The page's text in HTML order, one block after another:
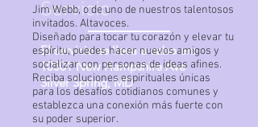
Servicio
El servicio se lleva a cabo en:
10501 New Hampshire Ave
Silver Spring, MD
Jim Webb, o de uno de nuestros talentosos
invitados. Altavoces.
Diseñado para tocar tu corazón y elevar tu
espíritu, puedes hacer nuevos amigos y
socializar con personas de ideas afines.
Reciba soluciones espirituales únicas
para los desafíos cotidianos comunes y
establezca una conexión más fuerte con
su poder superior.